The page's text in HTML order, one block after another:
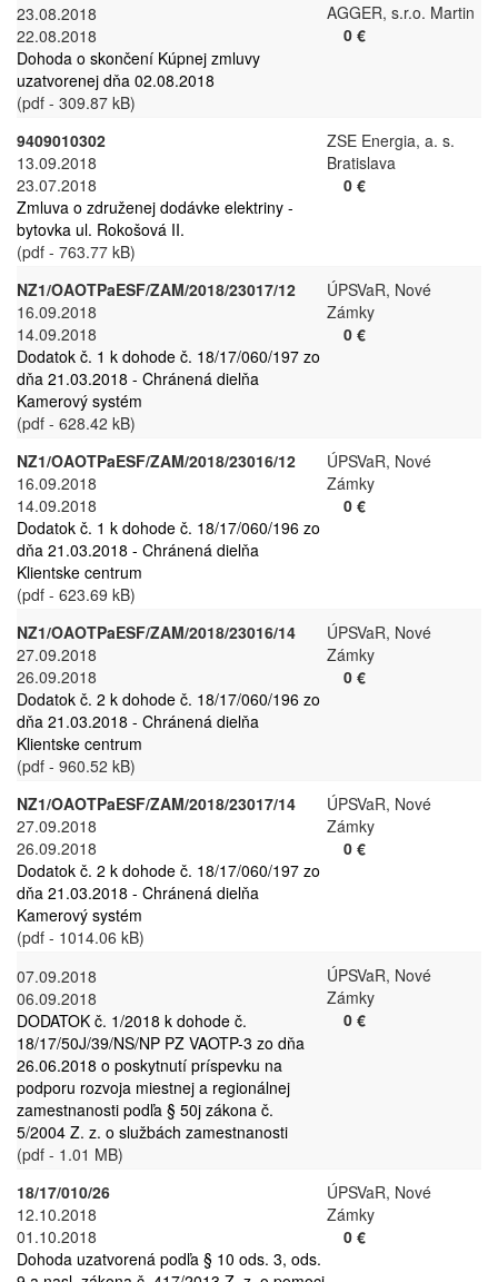
23.08.2018
22.08.2018
Dohoda o skončení Kúpnej zmluvy
uzatvorenej dňa 02.08.2018
(pdf - 309.87 kB)
AGGER, s.r.o. Martin
0 €
9409010302
13.09.2018
23.07.2018
Zmluva o združenej dodávke elektriny -
bytovka ul. Rokošová II.
(pdf - 763.77 kB)
ZSE Energia, a. s.
Bratislava
0 €
NZ1/OAOTPaESF/ZAM/2018/23017/12
16.09.2018
14.09.2018
Dodatok č. 1 k dohode č. 18/17/060/197 zo
dňa 21.03.2018 - Chránená dielňa
Kamerový systém
(pdf - 628.42 kB)
ÚPSVaR, Nové
Zámky
0 €
NZ1/OAOTPaESF/ZAM/2018/23016/12
16.09.2018
14.09.2018
Dodatok č. 1 k dohode č. 18/17/060/196 zo
dňa 21.03.2018 - Chránená dielňa
Klientske centrum
(pdf - 623.69 kB)
ÚPSVaR, Nové
Zámky
0 €
NZ1/OAOTPaESF/ZAM/2018/23016/14
27.09.2018
26.09.2018
Dodatok č. 2 k dohode č. 18/17/060/196 zo
dňa 21.03.2018 - Chránená dielňa
Klientske centrum
(pdf - 960.52 kB)
ÚPSVaR, Nové
Zámky
0 €
NZ1/OAOTPaESF/ZAM/2018/23017/14
27.09.2018
26.09.2018
Dodatok č. 2 k dohode č. 18/17/060/197 zo
dňa 21.03.2018 - Chránená dielňa
Kamerový systém
(pdf - 1014.06 kB)
ÚPSVaR, Nové
Zámky
0 €
07.09.2018
06.09.2018
DODATOK č. 1/2018 k dohode č.
18/17/50J/39/NS/NP PZ VAOTP-3 zo dňa
26.06.2018 o poskytnutí príspevku na
podporu rozvoja miestnej a regionálnej
zamestnanosti podľa § 50j zákona č.
5/2004 Z. z. o službách zamestnanosti
(pdf - 1.01 MB)
ÚPSVaR, Nové
Zámky
0 €
18/17/010/26
12.10.2018
01.10.2018
Dohoda uzatvorená podľa § 10 ods. 3, ods.
ÚPSVaR, Nové
Zámky
0 €